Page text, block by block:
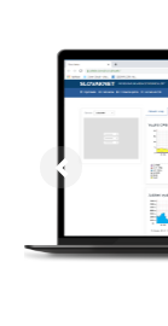
Previous